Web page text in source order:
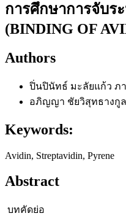
การศึกษาการจับร
(BINDING OF
Authors
ปิ่นปินัทธ์ มะลัยแก้ว ภ
อภิญญา ชัยวิสุทธางกูล
Keywords:
Avidin, Streptavidin, Pyrene
Abstract
บทคัดย่อ